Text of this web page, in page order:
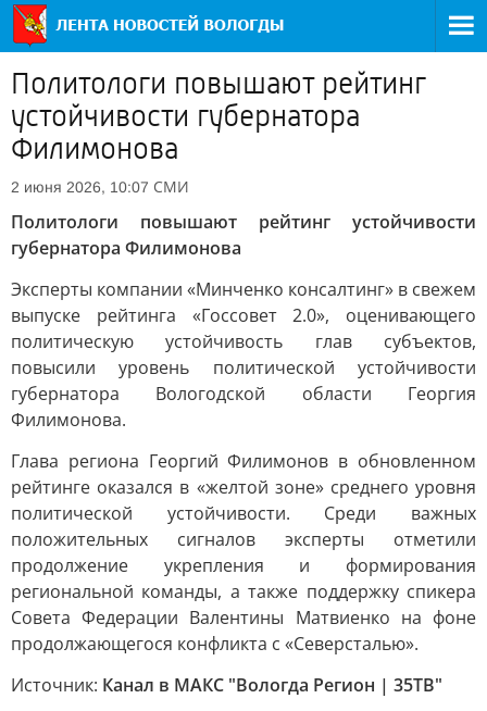
Политологи повышают рейтинг
устойчивости губернатора
Филимонова
2 июня 2026, 10:07 СМИ
Политологи повышают рейтинг устойчивости
губернатора Филимонова
Эксперты компании «Минченко консалтинг» в свежем
выпуске рейтинга «Госсовет 2.0», оценивающего
политическую устойчивость глав субъектов,
повысили уровень политической устойчивости
губернатора Вологодской области Георгия
Филимонова.
Глава региона Георгий Филимонов в обновленном
рейтинге оказался в «желтой зоне» среднего уровня
политической устойчивости. Среди важных
положительных сигналов эксперты отметили
продолжение укрепления и формирования
региональной команды, а также поддержку спикера
Совета Федерации Валентины Матвиенко на фоне
продолжающегося конфликта с «Северсталью».
Источник: Канал в МАКС "Вологда Регион | 35ТВ"